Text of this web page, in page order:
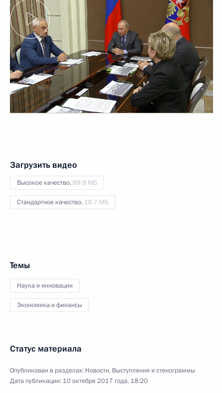
Загрузить видео
Высокое качество,89.9 МБ
Стандартное качество, 16.7 МБ
Темы
Наука и инновации
Экономика и финансы
Статус материала
Опубликован в разделах: Новости, Выступления и стенограммы
Дата публикации: 10 октября 2017 года, 18:20